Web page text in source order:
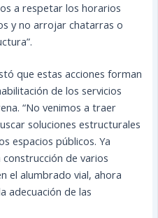
a respetar los horarios
y no arrojar chatarras o
que estas acciones forman
de los servicios
“No venimos a traer
soluciones estructurales
espacios públicos. Ya
de varios
el alumbrado vial, ahora
adecuación de las